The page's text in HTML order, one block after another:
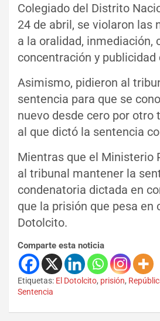
Colegiado del Distrito
24 de abril, se violaron las
a la oralidad, inmediación,
concentración y publicidad
Asimismo, pidieron al
sentencia para que se
nuevo desde cero por
al que dictó la sentencia
Mientras que el Ministerio
al tribunal mantener la
condenatoria dictada en
que la prisión que pesa en
Dotolcito.
Comparte esta noticia
Etiquetas: El Dotolcito, prisión,
Sentencia